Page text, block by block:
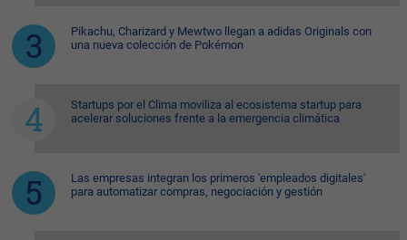
Pikachu, Charizard y Mewtwo llegan a adidas Originals con
una nueva colección de Pokémon
Startups por el Clima moviliza al ecosistema startup para
acelerar soluciones frente a la emergencia climática
Las empresas integran los primeros 'empleados digitales'
para automatizar compras, negociación y gestión